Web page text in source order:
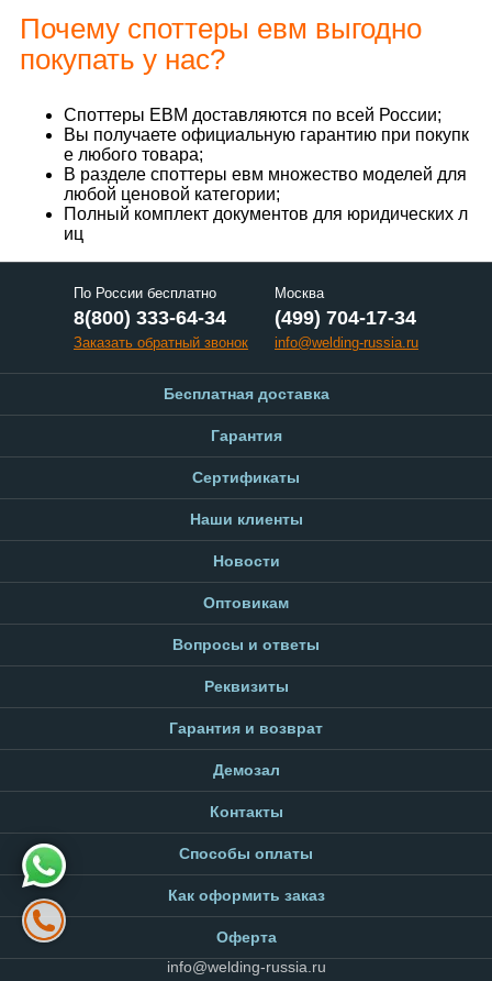
Почему споттеры евм выгодно
покупать у нас?
Споттеры ЕВМ доставляются по всей России;
Вы получаете официальную гарантию при покупк
е любого товара;
В разделе споттеры евм множество моделей для
любой ценовой категории;
Полный комплект документов для юридических л
иц
По России бесплатно
8(800) 333-64-34
Заказать обратный звонок
Москва
(499) 704-17-34
info@welding-russia.ru
Бесплатная доставка
Гарантия
Сертификаты
Наши клиенты
Новости
Оптовикам
Вопросы и ответы
Реквизиты
Гарантия и возврат
Демозал
Контакты
Способы оплаты
Как оформить заказ
Оферта
info@welding-russia.ru